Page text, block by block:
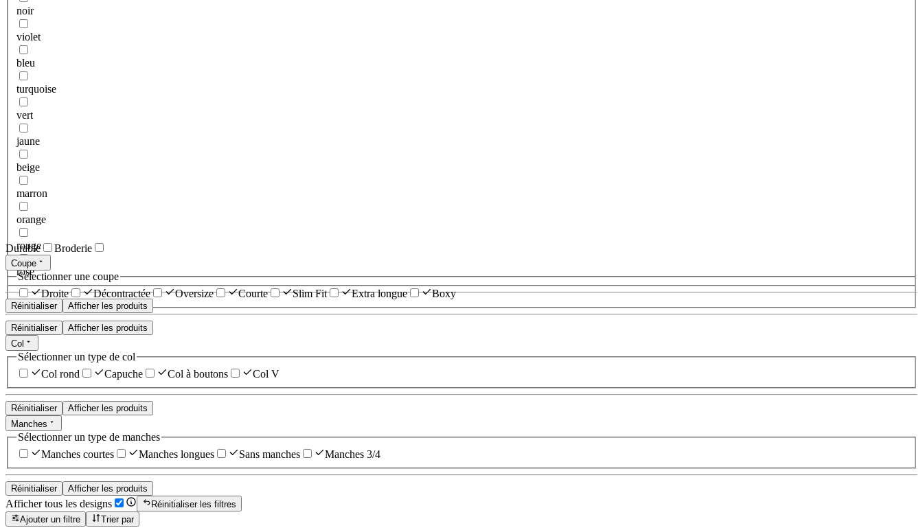
noir
violet
bleu
turquoise
vert
jaune
beige
marron
orange
rouge
rose
Réinitialiser Afficher les produits
Durable Broderie
Coupe
Sélectionner une coupe
Droite
Décontractée Oversize Courte Slim Fit Extra longue Boxy
Réinitialiser
Afficher les produits
Col
Sélectionner un type de col
Col rond
Capuche Col à boutons Col V
Réinitialiser
Afficher les produits
Manches
Sélectionner un type de manches
Manches courtes
Manches longues Sans manches Manches 3/4
Réinitialiser Afficher les produits
Afficher tous les designs
Réinitialiser les filtres
Ajouter un filtre
Trier par